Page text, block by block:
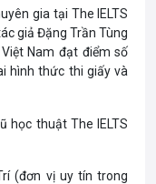
gia tại The IELTS
giả Đặng Trần Tùng
Nam đạt điểm số
hình thức thi giấy và
học thuật The IELTS
(đơn vị uy tín trong